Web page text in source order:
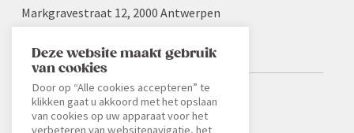
Markgra­vestraat 12, 2000 Antwerpen
03 232 22 19
info.aw@voka.be
Kleine Laan 28, 9100 Sint-Niklaas
Deze website maakt gebruik
van cookies
Door op “Alle cookies accepteren” te
klikken gaat u akkoord met het opslaan
van cookies op uw apparaat voor het
verbeteren van websitenavigatie, het